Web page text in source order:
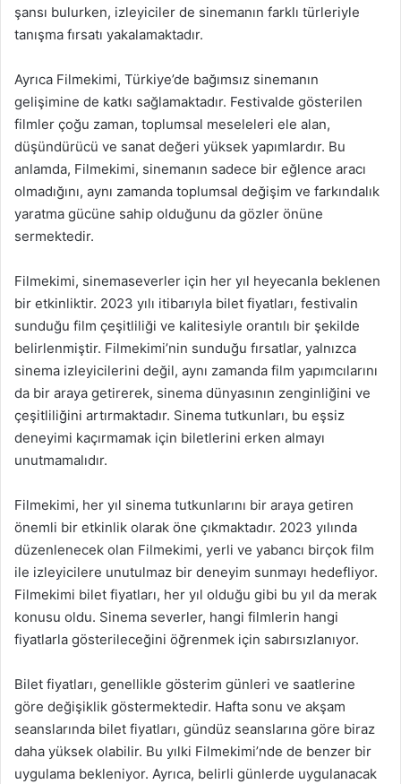
şansı bulurken, izleyiciler de sinemanın farklı türleriyle
tanışma fırsatı yakalamaktadır.
Ayrıca Filmekimi, Türkiye’de bağımsız sinemanın
gelişimine de katkı sağlamaktadır. Festivalde gösterilen
filmler çoğu zaman, toplumsal meseleleri ele alan,
düşündürücü ve sanat değeri yüksek yapımlardır. Bu
anlamda, Filmekimi, sinemanın sadece bir eğlence aracı
olmadığını, aynı zamanda toplumsal değişim ve farkındalık
yaratma gücüne sahip olduğunu da gözler önüne
sermektedir.
Filmekimi, sinemaseverler için her yıl heyecanla beklenen
bir etkinliktir. 2023 yılı itibarıyla bilet fiyatları, festivalin
sunduğu film çeşitliliği ve kalitesiyle orantılı bir şekilde
belirlenmiştir. Filmekimi’nin sunduğu fırsatlar, yalnızca
sinema izleyicilerini değil, aynı zamanda film yapımcılarını
da bir araya getirerek, sinema dünyasının zenginliğini ve
çeşitliliğini artırmaktadır. Sinema tutkunları, bu eşsiz
deneyimi kaçırmamak için biletlerini erken almayı
unutmamalıdır.
Filmekimi, her yıl sinema tutkunlarını bir araya getiren
önemli bir etkinlik olarak öne çıkmaktadır. 2023 yılında
düzenlenecek olan Filmekimi, yerli ve yabancı birçok film
ile izleyicilere unutulmaz bir deneyim sunmayı hedefliyor.
Filmekimi bilet fiyatları, her yıl olduğu gibi bu yıl da merak
konusu oldu. Sinema severler, hangi filmlerin hangi
fiyatlarla gösterileceğini öğrenmek için sabırsızlanıyor.
Bilet fiyatları, genellikle gösterim günleri ve saatlerine
göre değişiklik göstermektedir. Hafta sonu ve akşam
seanslarında bilet fiyatları, gündüz seanslarına göre biraz
daha yüksek olabilir. Bu yılki Filmekimi’nde de benzer bir
uygulama bekleniyor. Ayrıca, belirli günlerde uygulanacak